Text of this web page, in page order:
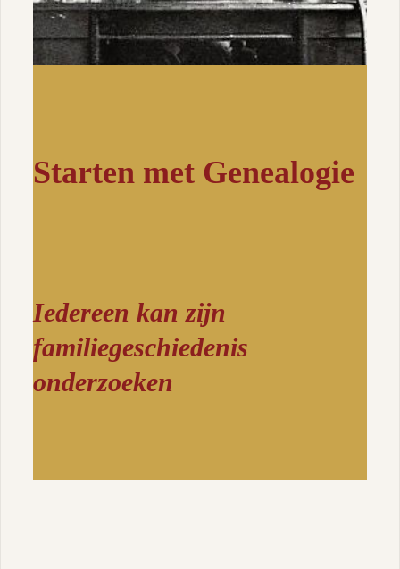
Starten met Genealogie
Iedereen kan zijn
familiegeschiedenis
onderzoeken